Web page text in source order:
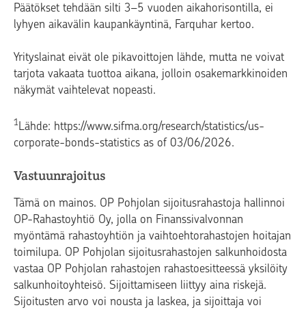
Päätökset tehdään silti 3–5 vuoden aikahorisontilla, ei
lyhyen aikavälin kaupankäyntinä, Farquhar kertoo.
Yrityslainat eivät ole pikavoittojen lähde, mutta ne voivat
tarjota vakaata tuottoa aikana, jolloin osakemarkkinoiden
näkymät vaihtelevat nopeasti.
1Lähde: https://www.sifma.org/research/statistics/us-
corporate-bonds-statistics as of 03/06/2026.
Vastuunrajoitus
Tämä on mainos. OP Pohjolan sijoitusrahastoja hallinnoi
OP-Rahastoyhtiö Oy, jolla on Finanssivalvonnan
myöntämä rahastoyhtiön ja vaihtoehtorahastojen hoitajan
toimilupa. OP Pohjolan sijoitusrahastojen salkunhoidosta
vastaa OP Pohjolan rahastojen rahastoesitteessä yksilöity
salkunhoitoyhteisö. Sijoittamiseen liittyy aina riskejä.
Sijoitusten arvo voi nousta ja laskea, ja sijoittaja voi